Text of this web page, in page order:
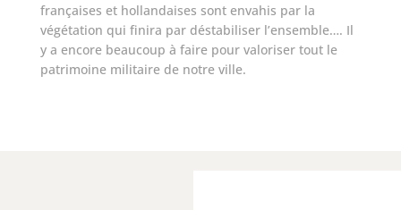
françaises et hollandaises sont envahis par la
végétation qui finira par déstabiliser l’ensemble…. Il
y a encore beaucoup à faire pour valoriser tout le
patrimoine militaire de notre ville.